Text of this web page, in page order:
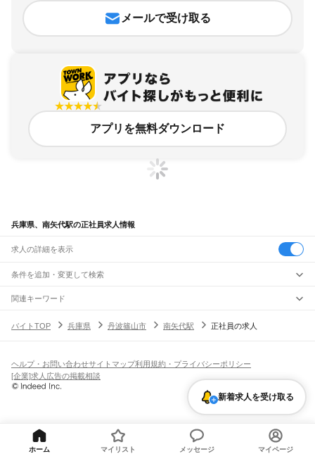
メールで受け取る
アプリを無料ダウンロード
兵庫県、南矢代駅の正社員求人情報
求人の詳細を表示
条件を追加・変更して検索
市区町村を追加・変更
兵庫県すべて
姫路市尼崎市明石市西宮市洲本市芦屋市伊丹市相生市豊岡市加古川市
西脇市宝塚市三木市 三田市加西市丹波篠山市養父市
たつの市川辺郡多可郡加古郡
駅を追加・変更
尼崎駅 立花駅甲子園口駅 さくら夙川駅 芦屋駅 甲南山手駅
六甲道駅摩耶駅灘駅三ノ宮駅元町駅神戸駅
JR神戸線(神戸～姫路)
須磨駅 塩屋駅垂水駅舞子駅朝霧駅
加古川駅宝殿駅曽根駅
JR山陽本線(姫路～岡山)
飲食・フードサービス
飲食・フードサービス
ホールスタッフ
皿洗い・洗い場精肉・鮮魚加工
バー（BAR）・バーテンダー
飲食店（店長・マネージャー）
営業・販売
営業 テレフォンアポインター（テレアポ） ルートセールス
特徴を追加・変更
人気
髪型・髪色自由ひげOKネイルOK
留学生・外国人活躍中
短期 単発・1日OK
期間限定（春夏冬休み等）
シフト
契約社員
派遣社員
関連キーワード
バイトTOP
兵庫県 丹波篠山市 南矢代駅 正社員の求人
新着求人を受け取る
ヘルプ・お問い合わせサイトマップ利用規約・プライバシーポリシー
[企業]求人広告の掲載相談
ホーム マイリスト メッセージ マイページ